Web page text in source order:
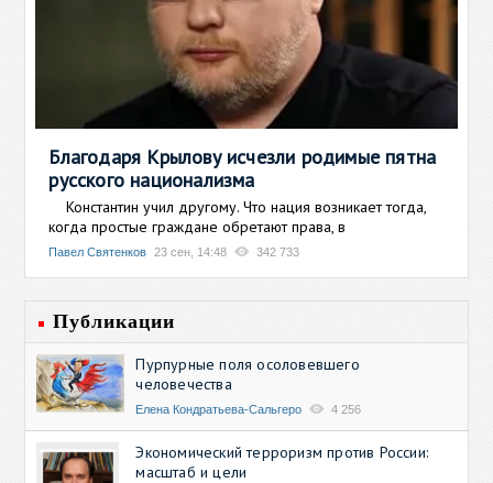
Благодаря Крылову исчезли родимые пятна
русского национализма
Константин учил другому. Что нация возникает тогда,
когда простые граждане обретают права, в
Павел Святенков 23 сен, 14:48 342 733
Публикации
Пурпурные поля осоловевшего
человечества
Елена Кондратьева-Сальгеро 4 256
Экономический терроризм против России:
масштаб и цели